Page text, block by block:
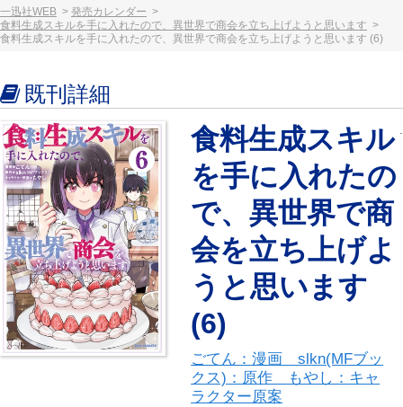
一迅社WEB
発売カレンダー
食料生成スキルを手に入れたので、異世界で商会を立ち上げようと思います
食料生成スキルを手に入れたので、異世界で商会を立ち上げようと思います (6)
既刊詳細
食料生成スキル
を手に入れたの
で、異世界で商
会を立ち上げよ
うと思います
(6)
ごてん：漫画 slkn(MFブッ
クス)：原作 もやし：キャ
ラクター原案